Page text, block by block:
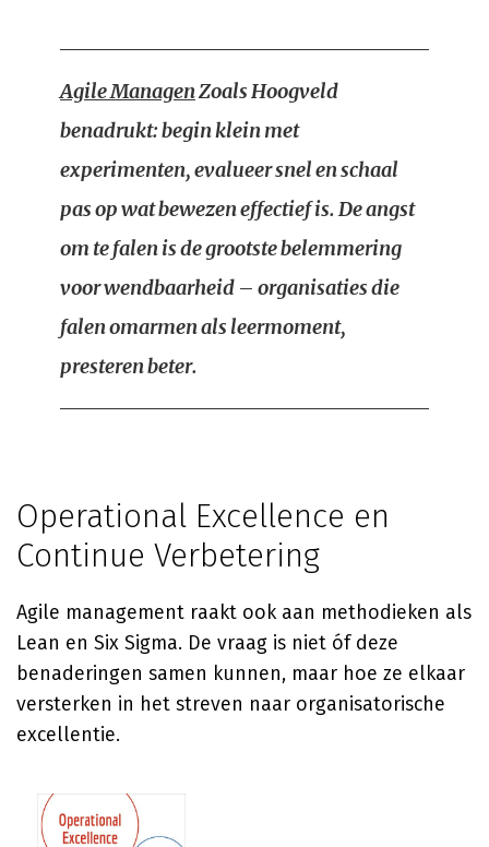
Agile ManagenZoals Hoogveld
benadrukt: begin klein met
experimenten, evalueer snel en schaal
pas op wat bewezen effectief is. De angst
om te falen is de grootste belemmering
voor wendbaarheid – organisaties die
falen omarmen als leermoment,
presteren beter.
Operational Excellence en
Continue Verbetering
Agile management raakt ook aan methodieken als
Lean en Six Sigma. De vraag is niet óf deze
benaderingen samen kunnen, maar hoe ze elkaar
versterken in het streven naar organisatorische
excellentie.